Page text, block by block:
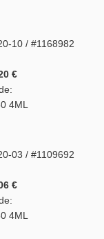
10 / #1168982
€
4ML
03 / #1109692
€
4ML